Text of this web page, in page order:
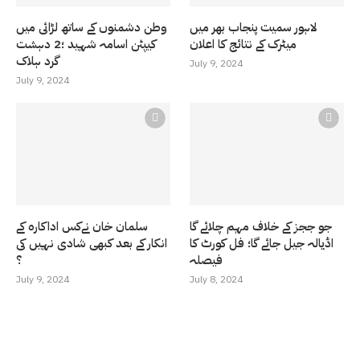
وطن دشمنوں کے ساتھ لڑائی میں
کیپٹن اسامہ شہید ؛2 دہشت
گرد ہلاک
July 9, 2024
لاہور سمیت پنجاب بھر میں
میٹرک کے نتائج کا اعلان
July 9, 2024
سلمان خان نےکس اداکارہ کے
انکار کے بعد کبھی شادی نہیں کی
؟
July 9, 2024
جو ججز کے خلاف مہم چلائے گا
اڈیالہ جیل جائے گا؛ فل کورٹ کا
فیصلہ
July 8, 2024